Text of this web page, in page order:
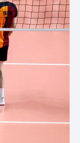
Triatlon
Veslování